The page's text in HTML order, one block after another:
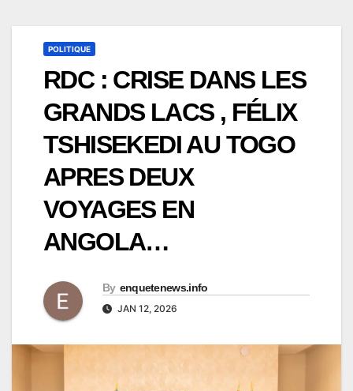
POLITIQUE
RDC : CRISE DANS LES
GRANDS LACS , FÉLIX
TSHISEKEDI AU TOGO
APRES DEUX
VOYAGES EN
ANGOLA…
By enquetenews.info
JAN 12, 2026